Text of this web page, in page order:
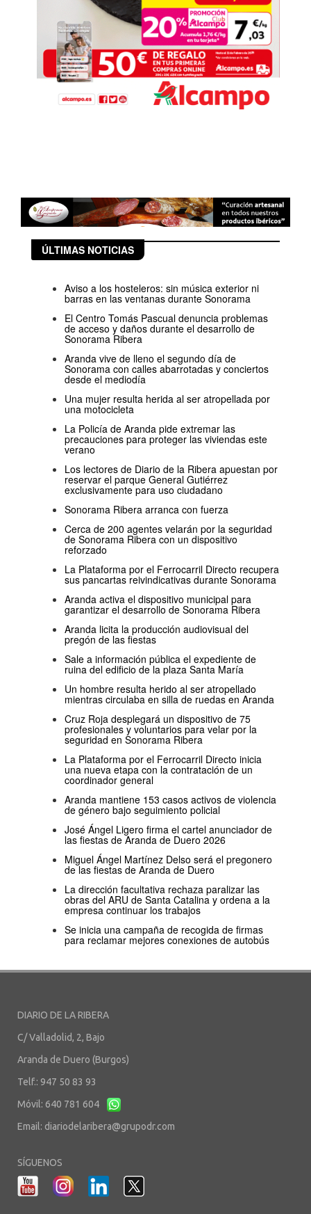
ÚLTIMAS NOTICIAS
Aviso a los hosteleros: sin música exterior ni
barras en las ventanas durante Sonorama
El Centro Tomás Pascual denuncia problemas
de acceso y daños durante el desarrollo de
Sonorama Ribera
Aranda vive de lleno el segundo día de
Sonorama con calles abarrotadas y conciertos
desde el mediodía
Una mujer resulta herida al ser atropellada por
una motocicleta
La Policía de Aranda pide extremar las
precauciones para proteger las viviendas este
verano
Los lectores de Diario de la Ribera apuestan por
reservar el parque General Gutiérrez
exclusivamente para uso ciudadano
Sonorama Ribera arranca con fuerza
Cerca de 200 agentes velarán por la seguridad
de Sonorama Ribera con un dispositivo
reforzado
La Plataforma por el Ferrocarril Directo recupera
sus pancartas reivindicativas durante Sonorama
Aranda activa el dispositivo municipal para
garantizar el desarrollo de Sonorama Ribera
Aranda licita la producción audiovisual del
pregón de las fiestas
Sale a información pública el expediente de
ruina del edificio de la plaza Santa María
Un hombre resulta herido al ser atropellado
mientras circulaba en silla de ruedas en Aranda
Cruz Roja desplegará un dispositivo de 75
profesionales y voluntarios para velar por la
seguridad en Sonorama Ribera
La Plataforma por el Ferrocarril Directo inicia
una nueva etapa con la contratación de un
coordinador general
Aranda mantiene 153 casos activos de violencia
de género bajo seguimiento policial
José Ángel Ligero firma el cartel anunciador de
las fiestas de Aranda de Duero 2026
Miguel Ángel Martínez Delso será el pregonero
de las fiestas de Aranda de Duero
La dirección facultativa rechaza paralizar las
obras del ARU de Santa Catalina y ordena a la
empresa continuar los trabajos
Se inicia una campaña de recogida de firmas
para reclamar mejores conexiones de autobús
DIARIO DE LA RIBERA
C/ Valladolid, 2, Bajo
Aranda de Duero (Burgos)
Telf.: 947 50 83 93
Móvil: 640 781 604
Email: diariodelaribera@grupodr.com
SÍGUENOS